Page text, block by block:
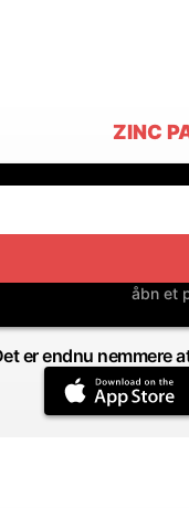
ZINC
åbn et
er endnu nemmere